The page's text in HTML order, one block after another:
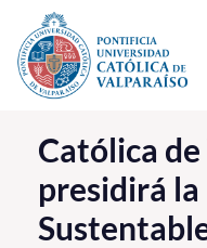
Click acá para ir
La Universidad
Investigación,
PUCV Internacional
Católica
presidirá la